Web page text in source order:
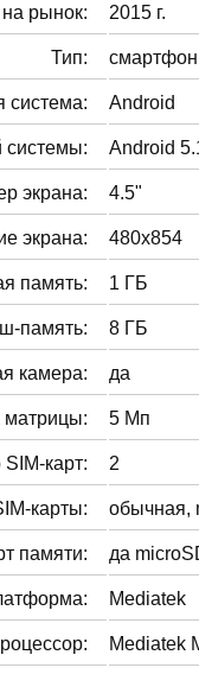
рынок:
2015 г.
Тип: смартфон
система: Android
системы: Android
экрана: 4.5"
экрана: 480x854
память: 1 ГБ
память: 8 ГБ
камера: да
матрицы: 5 Мп
SIM-карт: 2
карты: обычная,
памяти: да
Mediatek
Mediatek